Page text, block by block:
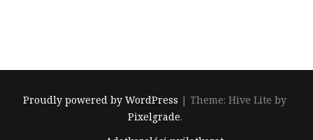
Proudly powered by WordPress |Theme: Hive Lite by
Pixelgrade.